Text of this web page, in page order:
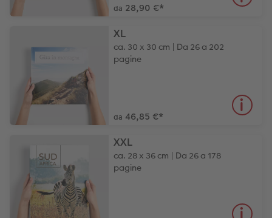
da 28,90 €*
XL
ca. 30 x 30 cm | Da 26 a 202
pagine
da 46,85 €*
XXL
ca. 28 x 36 cm | Da 26 a 178
pagine